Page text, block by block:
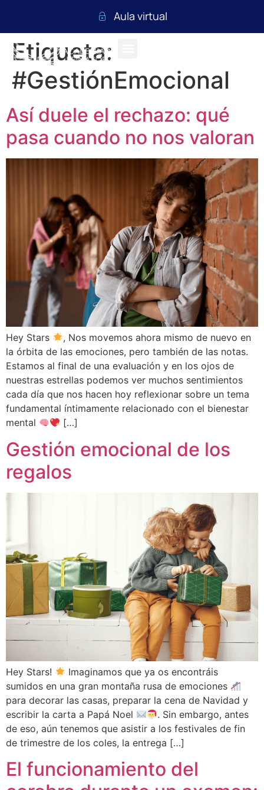
Aula virtual
Etiqueta:
#GestiónEmocional
Así duele el rechazo: qué
pasa cuando no nos valoran
Hey Stars
, Nos movemos ahora mismo de nuevo en
la órbita de las emociones, pero también de las notas.
Estamos al final de una evaluación y en los ojos de
nuestras estrellas podemos ver muchos sentimientos
cada día que nos hacen hoy reflexionar sobre un tema
fundamental íntimamente relacionado con el bienestar
mental
[…]
Gestión emocional de los
regalos
Hey Stars!
Imaginamos que ya os encontráis
sumidos en una gran montaña rusa de emociones
para decorar las casas, preparar la cena de Navidad y
escribir la carta a Papá Noel
. Sin embargo, antes
de eso, aún tenemos que asistir a los festivales de fin
de trimestre de los coles, la entrega […]
El funcionamiento del